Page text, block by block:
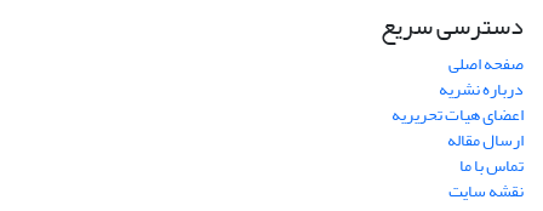
دسترسی سریع
صفحه اصلی
درباره نشریه
اعضای هیات تحریریه
ارسال مقاله
تماس با ما
نقشه سایت